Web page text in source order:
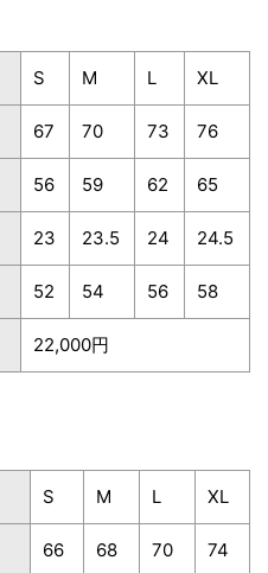
S M L XL
67 70 73 76
56 59 62 65
23 23.5 24 24.5
52 54 56 58
22,000円
S M L XL
66 68 70 74